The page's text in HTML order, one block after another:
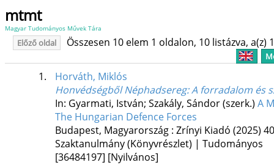
mtmt
Magyar Tudományos Művek Tára
Előző oldal Összesen 10 elem 1 oldalon, 10 listázva, a(z)
1.
Horváth, Miklós
Honvédségből Néphadsereg: A forradalom és
In: Gyarmati, István; Szakály, Sándor (szerk.) A
The Hungarian Defence Forces
Budapest, Magyarország : Zrínyi Kiadó (2025)
Szaktanulmány (Könyvrészlet) | Tudományos
[36484197] [Nyilvános]